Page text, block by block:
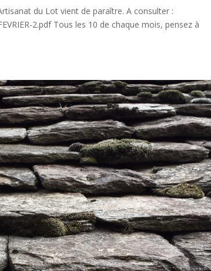
du Lot vient de paraître. A consulter :
2.pdf Tous les 10 de chaque mois, pensez à